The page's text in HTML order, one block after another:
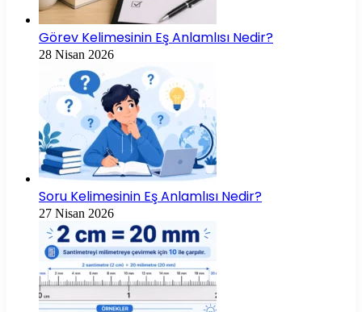
Görev Kelimesinin Eş Anlamlısı Nedir?
28 Nisan 2026
Soru Kelimesinin Eş Anlamlısı Nedir?
27 Nisan 2026